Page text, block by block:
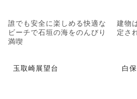
誰でも安全に楽しめる快適な
ビーチで石垣の海をのんびり
満喫
建物
定さ
玉取崎展望台 白